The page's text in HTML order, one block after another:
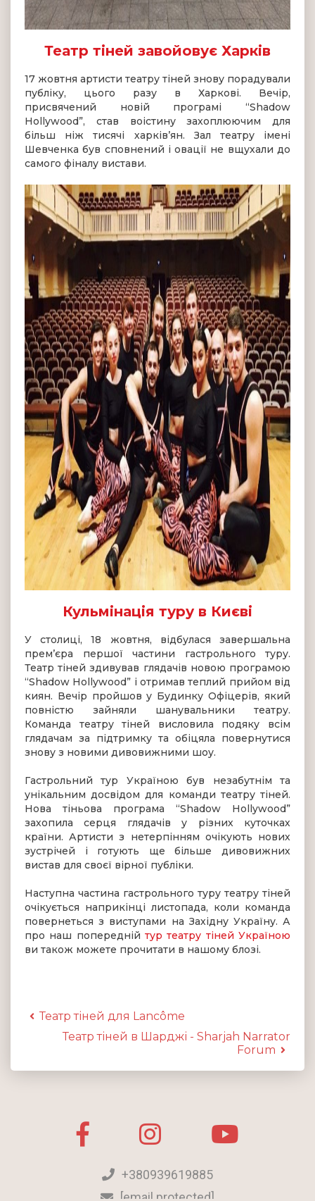
Театр тіней завойовує Харків
17 жовтня артисти театру тіней знову порадували
публіку, цього разу в Харкові. Вечір,
присвячений новій програмі “Shadow
Hollywood”, став воістину захоплюючим для
більш ніж тисячі харків’ян. Зал театру імені
Шевченка був сповнений і овації не вщухали до
самого фіналу вистави.
Кульмінація туру в Києві
У столиці, 18 жовтня, відбулася завершальна
прем’єра першої частини гастрольного туру.
Театр тіней здивував глядачів новою програмою
“Shadow Hollywood” і отримав теплий прийом від
киян. Вечір пройшов у Будинку Офіцерів, який
повністю зайняли шанувальники театру.
Команда театру тіней висловила подяку всім
глядачам за підтримку та обіцяла повернутися
знову з новими дивовижними шоу.
Гастрольний тур Україною був незабутнім та
унікальним досвідом для команди театру тіней.
Нова тіньова програма “Shadow Hollywood”
захопила серця глядачів у різних куточках
країни. Артисти з нетерпінням очікують нових
зустрічей і готують ще більше дивовижних
вистав для своєї вірної публіки.
Наступна частина гастрольного туру театру тіней
очікується наприкінці листопада, коли команда
повернеться з виступами на Західну Україну. А
про наш попередній тур театру тіней Україною
ви також можете прочитати в нашому блозі.
Театр тіней для Lancôme
Театр тіней в Шарджі - Sharjah Narrator
Forum
+380939619885
[email protected]